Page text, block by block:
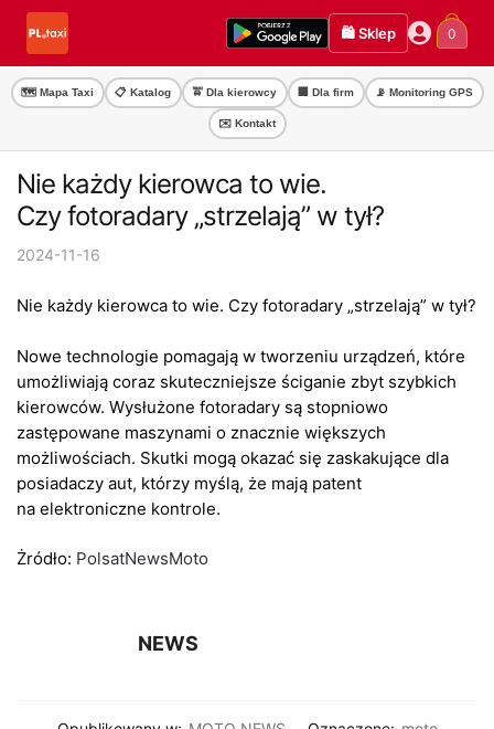
Przejdź
nawigacji
Przejdź
treści
🛍️ Sklep 0
🗺️ Mapa Taxi 📋 Katalog 🚖 Dla kierowcy 🏢 Dla firm 📡 Monitoring GPS
✉️ Kontakt
Nie każdy kierowca to wie.
Czy fotoradary „strzelają” w tył?
2024-11-16
Nie każdy kierowca to wie. Czy fotoradary „strzelają” w tył?
Nowe technologie pomagają w tworzeniu urządzeń, które
umożliwiają coraz skuteczniejsze ściganie zbyt szybkich
kierowców. Wysłużone fotoradary są stopniowo
zastępowane maszynami o znacznie większych
możliwościach. Skutki mogą okazać się zaskakujące dla
posiadaczy aut, którzy myślą, że mają patent
na elektroniczne kontrole.
Żródło: PolsatNewsMoto
NEWS